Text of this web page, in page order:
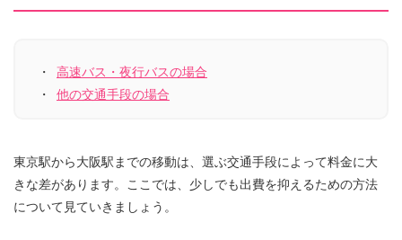
高速バス・夜行バスの場合
他の交通手段の場合
東京駅から大阪駅までの移動は、選ぶ交通手段によって料金に大
きな差があります。ここでは、少しでも出費を抑えるための方法
について見ていきましょう。